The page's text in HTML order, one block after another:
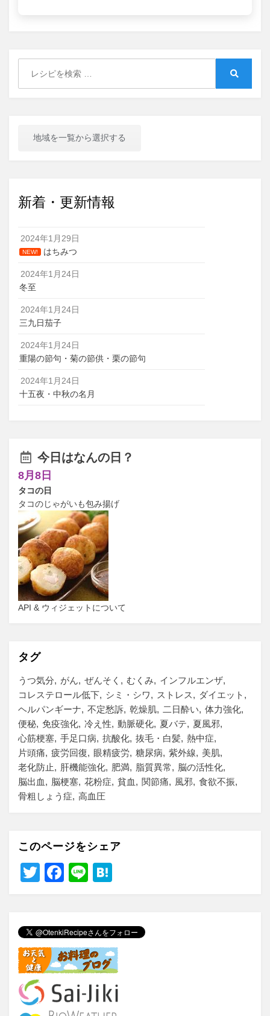
地域を一覧から選択する
新着・更新情報
2024年1月29日
NEW! はちみつ
2024年1月24日
冬至
2024年1月24日
三九日茄子
2024年1月24日
重陽の節句・菊の節供・栗の節句
2024年1月24日
十五夜・中秋の名月
今日はなんの日？
8月8日
タコの日
タコのじゃがいも包み揚げ
API & ウィジェットについて
タグ
うつ気分 がん ぜんそく むくみ
インフルエンザ
コレステロール低下
シミ・シワ ストレス
ダイエット
ヘルパンギーナ
不定愁訴 乾燥肌 二日酔い
体力強化
便秘 免疫強化 冷え性 動脈硬化 夏バテ
夏風邪
心筋梗塞 手足口病 抗酸化 抜毛・白髪 熱中症
片頭痛
疲労回復 眼精疲労 糖尿病 紫外線
美肌
老化防止
肝機能強化 肥満 脂質異常
脳の活性化
脳出血
脳梗塞 花粉症 貧血 関節痛 風邪 食欲不振
骨粗しょう症
高血圧
このページをシェア
T
er
F
e
b
o
o
k
Li
n
a